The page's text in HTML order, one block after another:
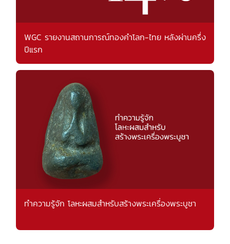
WGC รายงานสถานการณ์ทองคำโลก-ไทย หลังผ่านครึ่ง
ปีแรก
ทำความรู้จัก โลหะผสมสำหรับสร้างพระเครื่องพระบูชา